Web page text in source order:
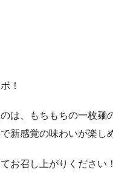
！
は、もちもちの一枚麺
新感覚の味わいが楽し
お召し上がりください！